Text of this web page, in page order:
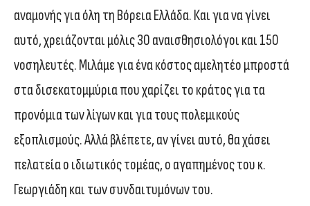
αναμονής για όλη τη Βόρεια Ελλάδα. Και για να γίνει
αυτό, χρειάζονται μόλις 30 αναισθησιολόγοι και 150
νοσηλευτές. Μιλάμε για ένα κόστος αμελητέο μπροστά
στα δισεκατομμύρια που χαρίζει το κράτος για τα
προνόμια των λίγων και για τους πολεμικούς
εξοπλισμούς. Αλλά βλέπετε, αν γίνει αυτό, θα χάσει
πελατεία ο ιδιωτικός τομέας, ο αγαπημένος του κ.
Γεωργιάδη και των συνδαιτυμόνων του.